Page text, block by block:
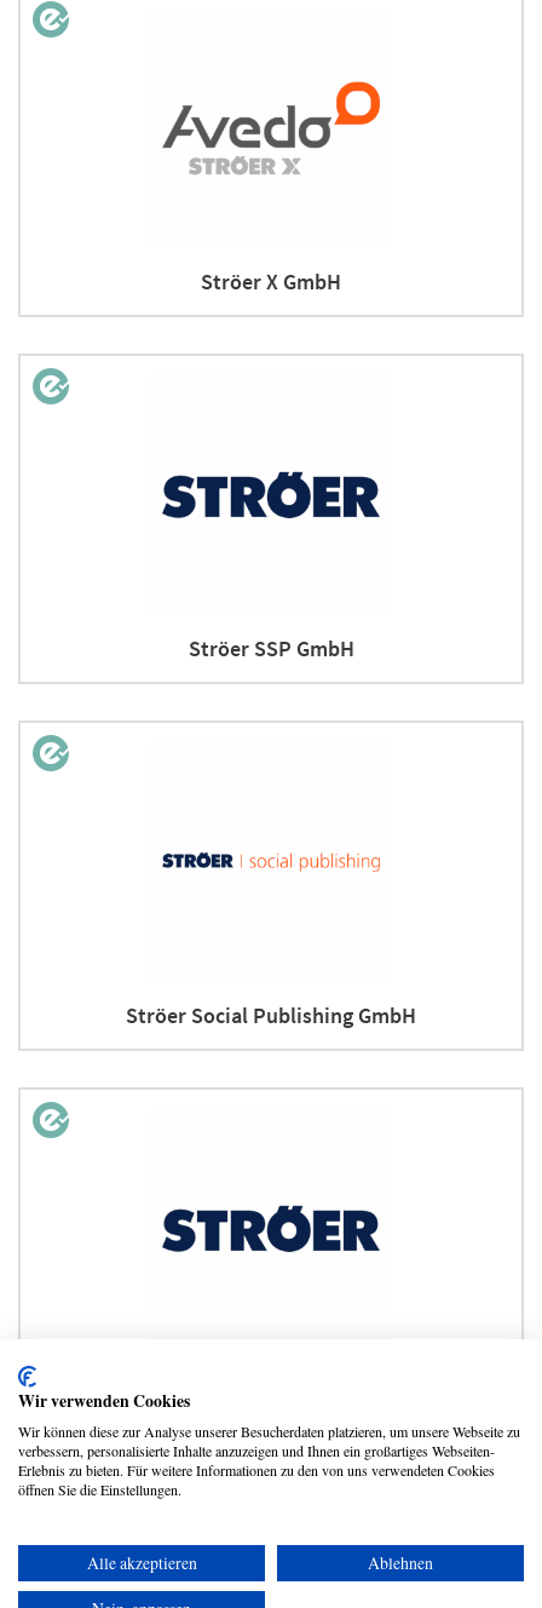
Ströer X GmbH
Ströer SSP GmbH
Ströer Social Publishing GmbH
Wir verwenden Cookies
Wir können diese zur Analyse unserer Besucherdaten platzieren, um unsere Webseite zu
verbessern, personalisierte Inhalte anzuzeigen und Ihnen ein großartiges Webseiten-
Erlebnis zu bieten. Für weitere Informationen zu den von uns verwendeten Cookies
öffnen Sie die Einstellungen.
Alle akzeptieren
Ablehnen